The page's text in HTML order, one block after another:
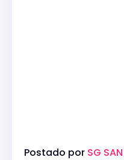
Postado por SG SAN